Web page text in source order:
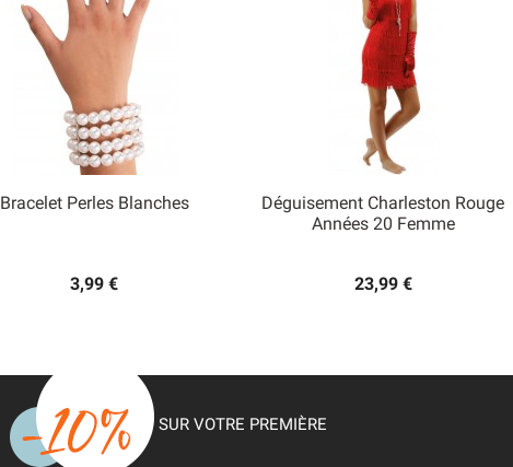
Bracelet Perles Blanches
3,99 €
Déguisement Charleston Rouge
Années 20 Femme
23,99 €
Aperçu rapide
SUR VOTRE PREMIÈRE